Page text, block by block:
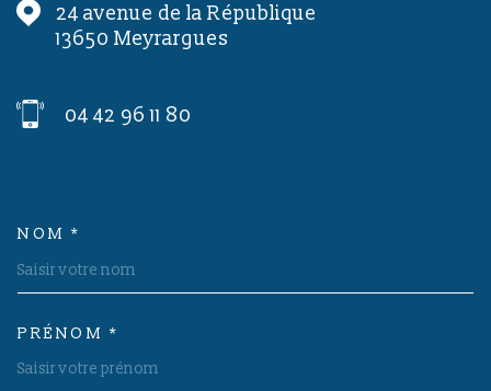
24 avenue de la République
13650
Meyrargues
04 42 96 11 80
NOM *
PRÉNOM *